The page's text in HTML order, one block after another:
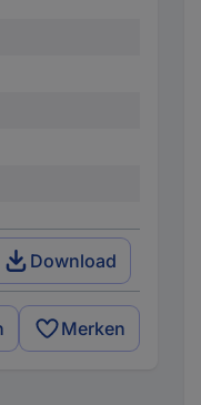
Download
Merken